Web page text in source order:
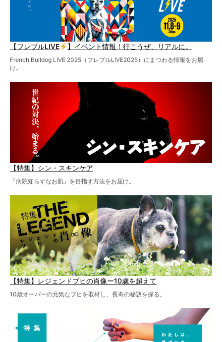
【フレブルLIVE 】イベント情報！行こうぜ、リアルに。
French Bulldog LIVE 2025（フレブルLIVE2025）にまつわる情報をお届
け。
【特集】シン・スキンケア
「病院知らずなお肌」を目指す方法をお届け。
【特集】レジェンドブヒの肖像ー10歳を超えて
10歳オーバーの元気なブヒを取材し、長寿の秘訣を探る。